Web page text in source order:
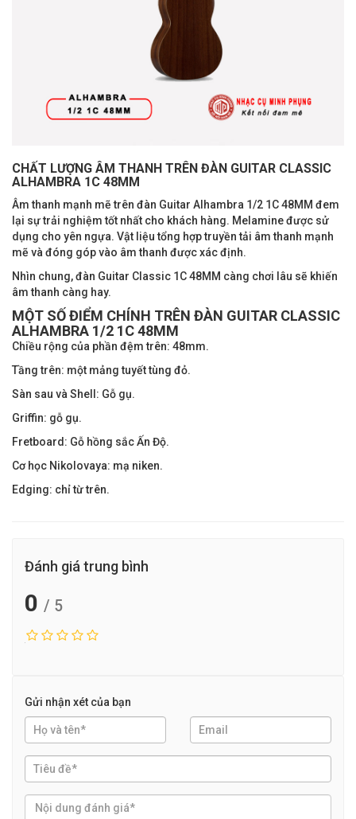
CHẤT LƯỢNG ÂM THANH TRÊN ĐÀN GUITAR CLASSIC
ALHAMBRA 1C 48MM
Âm thanh mạnh mẽ trên đàn Guitar Alhambra 1/2 1C 48MM đem
lại sự trải nghiệm tốt nhất cho khách hàng. Melamine được sử
dụng cho yên ngựa. Vật liệu tổng hợp truyền tải âm thanh mạnh
mẽ và đóng góp vào âm thanh được xác định.
Nhìn chung, đàn Guitar Classic 1C 48MM càng chơi lâu sẽ khiến
âm thanh càng hay.
MỘT SỐ ĐIỂM CHÍNH TRÊN ĐÀN GUITAR CLASSIC
ALHAMBRA 1/2 1C 48MM
Chiều rộng của phần đệm trên: 48mm.
Tầng trên: một mảng tuyết tùng đỏ.
Sàn sau và Shell: Gỗ gụ.
Griffin: gỗ gụ.
Fretboard: Gỗ hồng sắc Ấn Độ.
Cơ học Nikolovaya: mạ niken.
Edging: chỉ từ trên.
Đánh giá trung bình
0 / 5
Gửi nhận xét của bạn